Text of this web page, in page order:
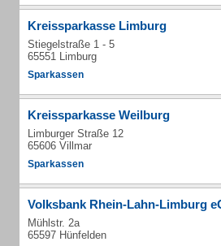
Kreissparkasse Limburg
Stiegelstraße 1 - 5
65551 Limburg
Sparkassen
Kreissparkasse Weilburg
Limburger Straße 12
65606 Villmar
Sparkassen
Volksbank Rhein-Lahn-Limburg
Mühlstr. 2a
65597 Hünfelden